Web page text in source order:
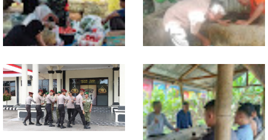
Babinsa Turun ke Pasar, Harga
dan Ketersediaan Sembako
Dipantau
Semangat Gotong Royong,
Babinsa dan Warga Bersihkan
Penampungan Air Masjid